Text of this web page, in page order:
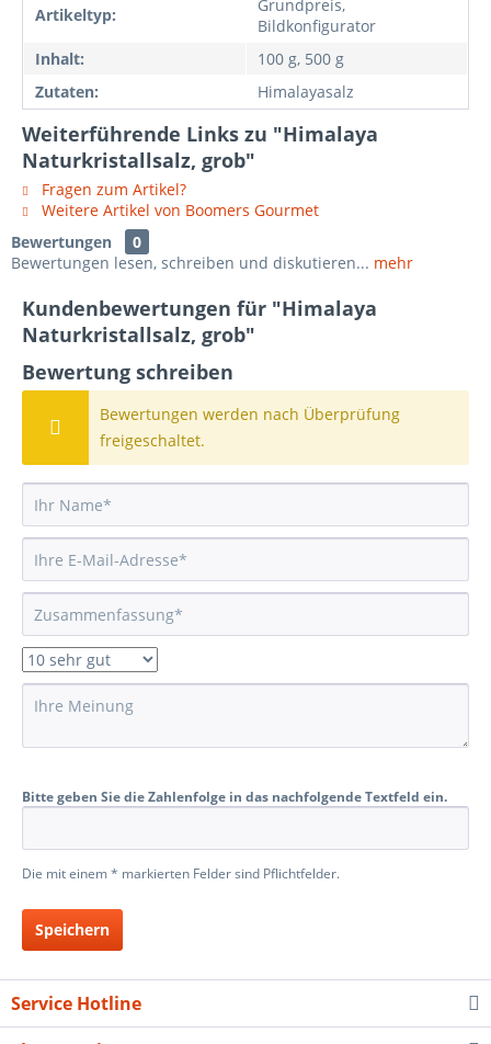
Artikeltyp:
Grundpreis,
Bildkonfigurator
Inhalt:
100 g, 500 g
Zutaten:
Himalayasalz
Weiterführende Links zu "Himalaya
Naturkristallsalz, grob"
Fragen zum Artikel?
Weitere Artikel von Boomers Gourmet
Bewertungen
0
Bewertungen lesen, schreiben und diskutieren... mehr
Kundenbewertungen für "Himalaya
Naturkristallsalz, grob"
Bewertung schreiben
Bewertungen werden nach Überprüfung
freigeschaltet.
Bitte geben Sie die Zahlenfolge in das nachfolgende Textfeld ein.
Die mit einem * markierten Felder sind Pflichtfelder.
Speichern
Service Hotline